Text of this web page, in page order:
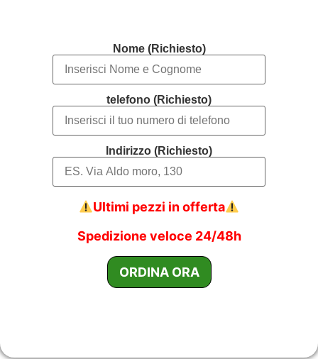
Nome (Richiesto)
telefono (Richiesto)
Indirizzo (Richiesto)
Ultimi pezzi in offerta
Spedizione veloce 24/48h